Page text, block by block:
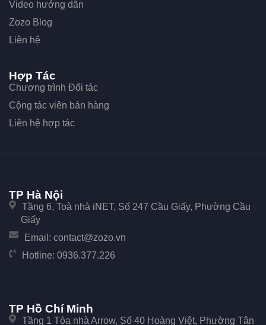
Hỗ Trợ
Đăng ký Tên miền
Hướng dẫn thanh toán
Trung tâm hỗ trợ
Video hướng dẫn
Hợp Tác
Chương trình Đối tác
Cộng tác viên bán hàng
Liên hệ hợp tác
TP Hà Nội
Tầng 6, Toà nhà iNET, Số 247 Cầu Giấy, Phường Cầu